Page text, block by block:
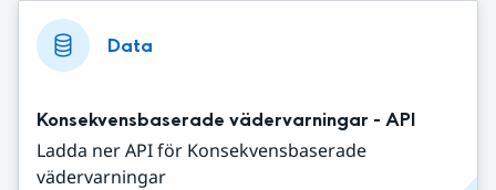
Data
Konsekvensbaserade vädervarningar - API
Ladda ner API för Konsekvensbaserade
vädervarningar